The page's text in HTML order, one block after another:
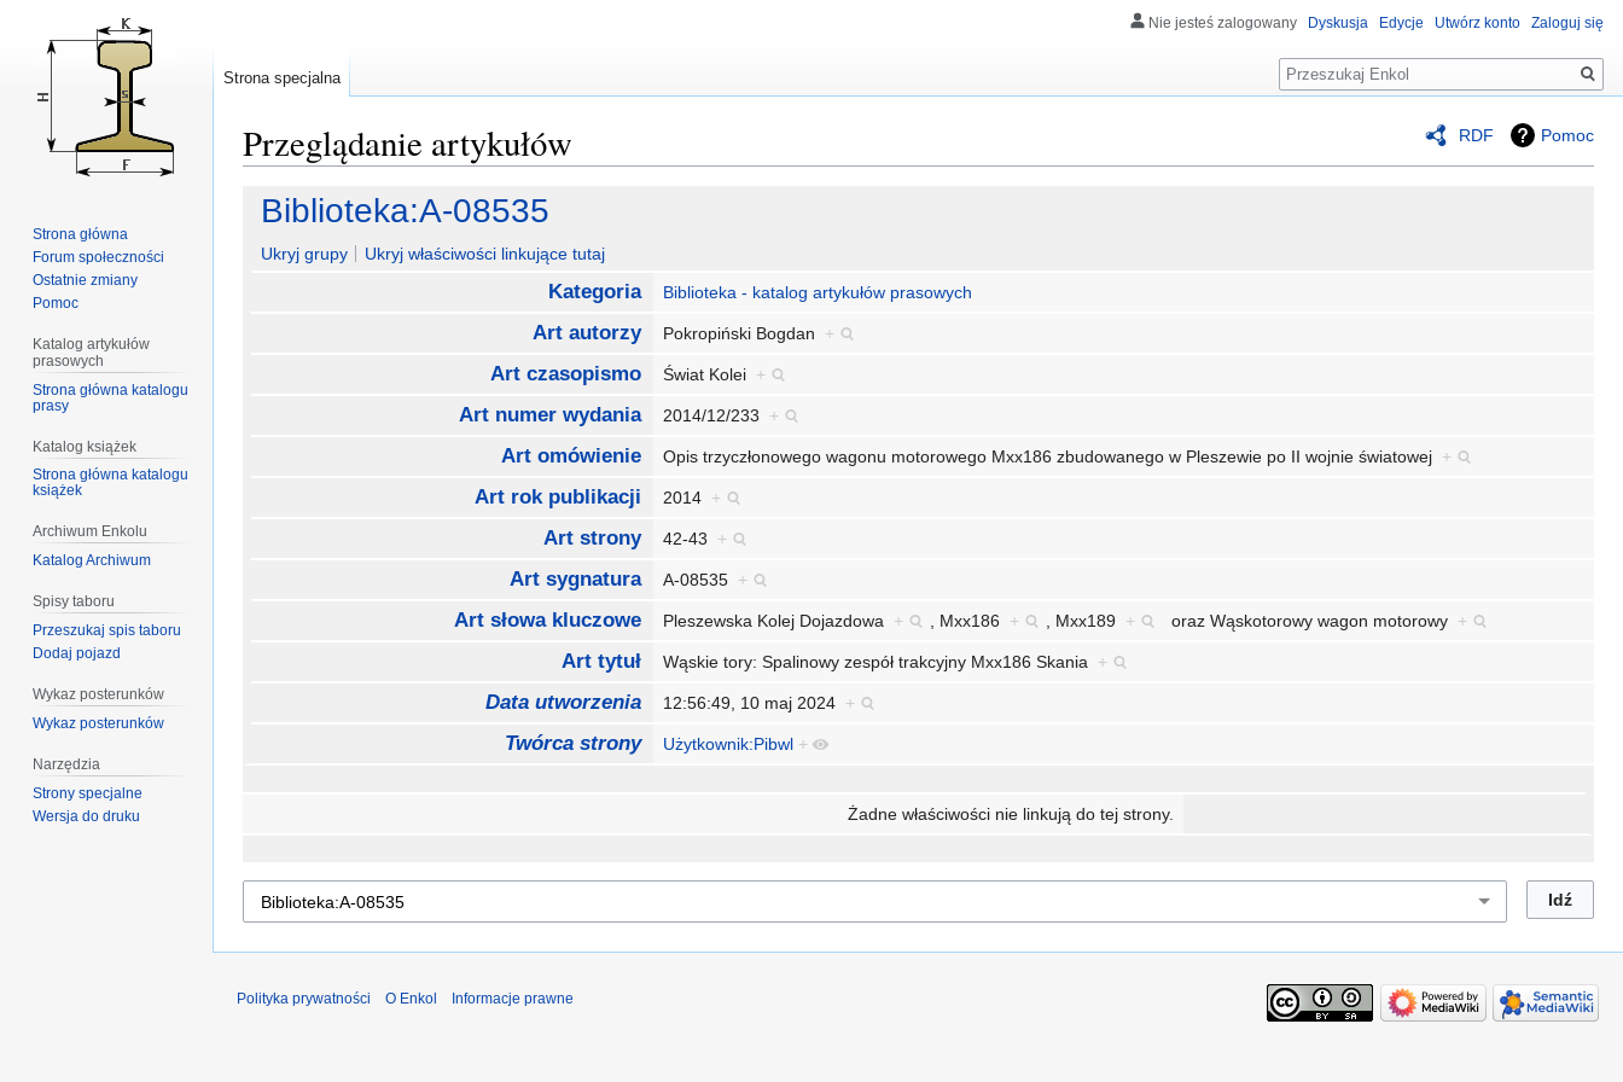
RDF Pomoc
Przeglądanie artykułów
Przejdź
nawigacji
Przejdź
wyszukiwania
Biblioteka:A-08535
Ukryj grupy Ukryj właściwości linkujące tutaj
Kategoria Biblioteka - katalog artykułów prasowych
Art autorzy Pokropiński Bogdan +
Art czasopismo Świat Kolei +
Art numer wydania 2014/12/233 +
Art omówienie Opis trzyczłonowego wagonu motorowego Mxx186 zbudowanego w Pleszewie po II wojnie światowej +
Art rok publikacji 2014 +
Art strony 42-43 +
Art sygnatura A-08535 +
Art słowa kluczowe Pleszewska Kolej Dojazdowa + , Mxx186 + , Mxx189 + orazWąskotorowy wagon motorowy +
Art tytuł Wąskie tory: Spalinowy zespół trakcyjny Mxx186 Skania +
Data utworzenia 12:56:49, 10 maj 2024 +
Twórca strony Użytkownik:Pibwl +
Żadne właściwości nie linkują do tej strony.
Nie jesteś zalogowany Dyskusja Edycje Utwórz konto Zaloguj się
Strona specjalna
Szukaj
Strona główna
Forum społeczności
Ostatnie zmiany
Pomoc
Katalog artykułów
prasowych
Strona główna katalogu
prasy
Katalog książek
Strona główna katalogu
książek
Archiwum Enkolu
Katalog Archiwum
Spisy taboru
Przeszukaj spis taboru
Dodaj pojazd
Wykaz posterunków
Wykaz posterunków
Narzędzia
Strony specjalne
Wersja do druku
Polityka prywatności O Enkol Informacje prawne